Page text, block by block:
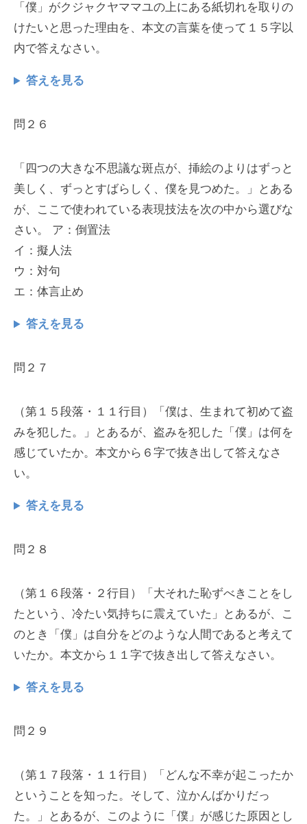
「僕」がクジャクヤママユの上にある紙切れを取りの
けたいと思った理由を、本文の言葉を使って１５字以
内で答えなさい。
答えを見る
問２６
「四つの大きな不思議な斑点が、挿絵のよりはずっと
美しく、ずっとすばらしく、僕を見つめた。」とある
が、ここで使われている表現技法を次の中から選びな
さい。 ア：倒置法
イ：擬人法
ウ：対句
エ：体言止め
答えを見る
問２７
（第１５段落・１１行目）「僕は、生まれて初めて盗
みを犯した。」とあるが、盗みを犯した「僕」は何を
感じていたか。本文から６字で抜き出して答えなさ
い。
答えを見る
問２８
（第１６段落・２行目）「大それた恥ずべきことをし
たという、冷たい気持ちに震えていた」とあるが、こ
のとき「僕」は自分をどのような人間であると考えて
いたか。本文から１１字で抜き出して答えなさい。
答えを見る
問２９
（第１７段落・１１行目）「どんな不幸が起こったか
ということを知った。そして、泣かんばかりだっ
た。」とあるが、このように「僕」が感じた原因とし